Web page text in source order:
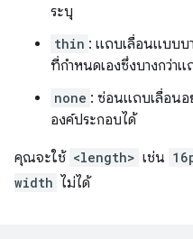
ระบุ
thin : แถบเลื่อนแบบบ
ที่กำหนดเองซึ่งบางกว่า
none : ซ่อนแถบเลื่อนอ
องค์ประกอบได้
คุณจะใช้ <length> เช่น
width ไม่ได้